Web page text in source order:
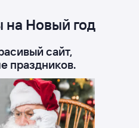
на Новый год
сайт,
праздников.